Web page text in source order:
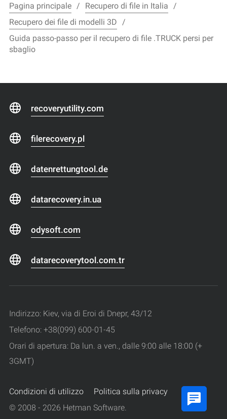
Pagina principale
Recupero di file in Italia
Recupero dei file di modelli 3D
Guida passo-passo per il recupero di file .TRUCK persi per
sbaglio
recoveryutility.com
filerecovery.pl
datenrettungtool.de
datarecovery.in.ua
odysoft.com
datarecoverytool.com.tr
Indirizzo: Kiev, via di Eroi di Dnepr, 43/12
Telefono: +38(099) 600-01-45
Orari di apertura: Da lun. a ven., dalle 9:00 alle 18:00 (+
3GMT)
Condizioni di utilizzo
Politica sulla privacy
© 2008 - 2026 Hetman Software.